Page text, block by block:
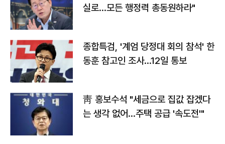
실로…모든 행정력 총동원하라"
종합특검, '계엄 당정대 회의 참석' 한
동훈 참고인 조사...12일 통보
靑 홍보수석 "세금으로 집값 잡겠다
는 생각 없어…주택 공급 '속도전'"